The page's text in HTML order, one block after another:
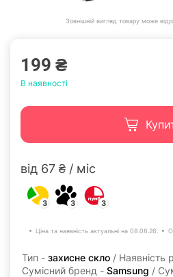
Зовнішній вигляд товару може
199 ₴
В наявності
від 67 ₴ / міс
3 3 3
Ціна та наявність актуальні на 08.08.26.
Тип - захисне скло / Наявність
Сумісний бренд - Samsung /